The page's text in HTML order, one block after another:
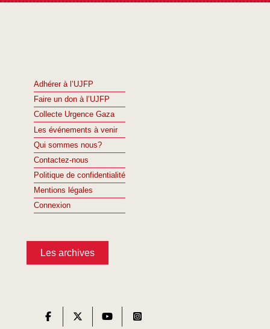
Adhérer à l’UJFP
Faire un don à l’UJFP
Collecte Urgence Gaza
Les événements à venir
Qui sommes nous?
Contactez-nous
Politique de confidentialité
Mentions légales
Connexion
Les archives